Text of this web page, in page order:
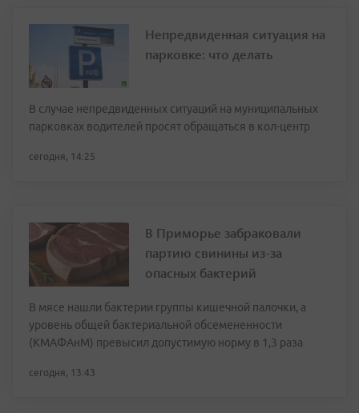
Непредвиденная ситуация на
парковке: что делать
В случае непредвиденных ситуаций на муниципальных
парковках водителей просят обращаться в кол-центр
сегодня, 14:25
В Приморье забраковали
партию свинины из-за
опасных бактерий
В мясе нашли бактерии группы кишечной палочки, а
уровень общей бактериальной обсемененности
(КМАФАнМ) превысил допустимую норму в 1,3 раза
сегодня, 13:43